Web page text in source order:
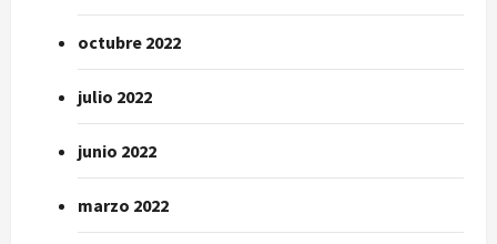
octubre 2022
julio 2022
junio 2022
marzo 2022